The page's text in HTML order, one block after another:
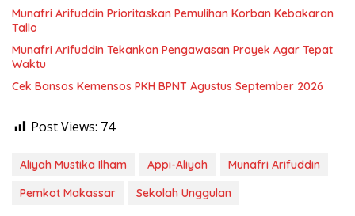
Munafri Arifuddin Prioritaskan Pemulihan Korban Kebakaran
Tallo
Munafri Arifuddin Tekankan Pengawasan Proyek Agar Tepat
Waktu
Cek Bansos Kemensos PKH BPNT Agustus September 2026
Post Views: 74
Aliyah Mustika Ilham Appi-Aliyah
Munafri Arifuddin
Pemkot Makassar
Sekolah Unggulan